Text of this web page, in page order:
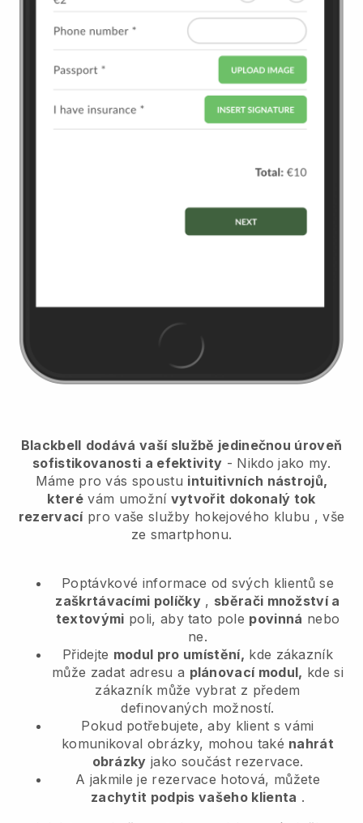
Blackbell dodává vaší službě jedinečnou úroveň
sofistikovanosti a efektivity - Nikdo jako my.
Máme pro vás spoustu intuitivních nástrojů,
které vám umožní vytvořit dokonalý tok
rezervací pro vaše služby hokejového klubu , vše
ze smartphonu.
Poptávkové informace od svých klientů se
zaškrtávacími políčky , sběrači množství a
textovými poli, aby tato pole povinná nebo
ne.
Přidejte modul pro umístění, kde zákazník
může zadat adresu a plánovací modul, kde si
zákazník může vybrat z předem
definovaných možností.
Pokud potřebujete, aby klient s vámi
komunikoval obrázky, mohou také nahrát
obrázky jako součást rezervace.
A jakmile je rezervace hotová, můžete
zachytit podpis vašeho klienta .